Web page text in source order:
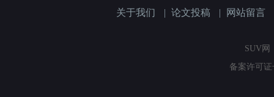
关于我们 | 论文投稿 | 网站留言
SUV网
备案许可证